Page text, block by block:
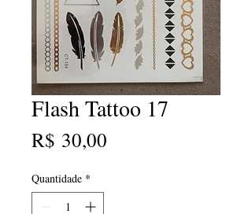
Flash Tattoo 17
R$ 30,00
Quantidade *